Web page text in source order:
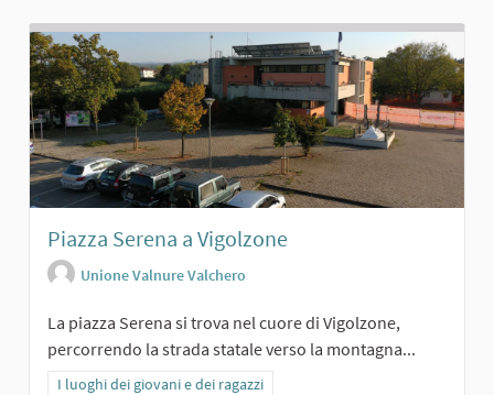
Piazza Serena a Vigolzone
Unione Valnure Valchero
La piazza Serena si trova nel cuore di Vigolzone,
percorrendo la strada statale verso la montagna...
Filtra i risultati per categoria: I luoghi dei giovani e dei ragazzi
I luoghi dei giovani e dei ragazzi